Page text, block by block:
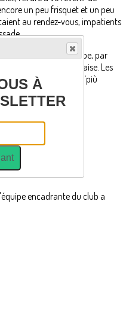
un peu frisquet et un peu
au rendez-vous, impatients
naviguait en groupe, par
de 8 filer à l’anglaise. Les
reste, mais à rythme “più
l'aviron
encadrante du club a
À